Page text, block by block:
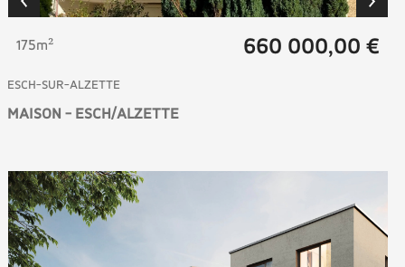
175m² 660 000,00 €
ESCH-SUR-ALZETTE
MAISON - ESCH/ALZETTE